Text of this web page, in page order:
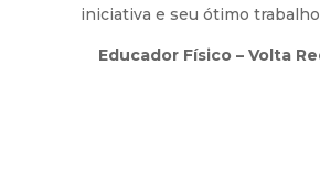
iniciativa e seu ótimo
Educador Físico – Volta